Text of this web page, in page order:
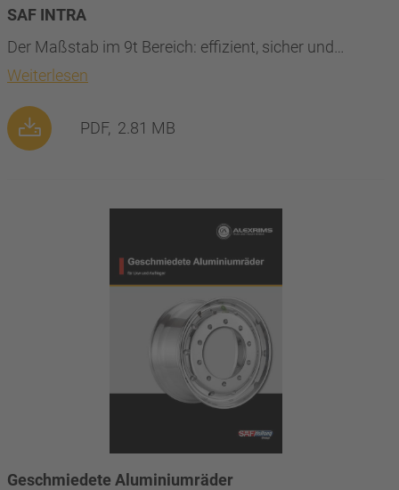
SAF INTRA
Der Maßstab im 9t Bereich: effizient, sicher und…
Weiterlesen
PDF, 2.81 MB
Geschmiedete Aluminiumräder